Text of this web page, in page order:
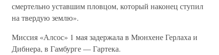
смертельно уставшим пловцом, который наконец ступил
на твердую землю».
Миссия «Алсос» 1 мая задержала в Мюнхене Герлаха и
Дибнера, в Гамбурге — Гартека.